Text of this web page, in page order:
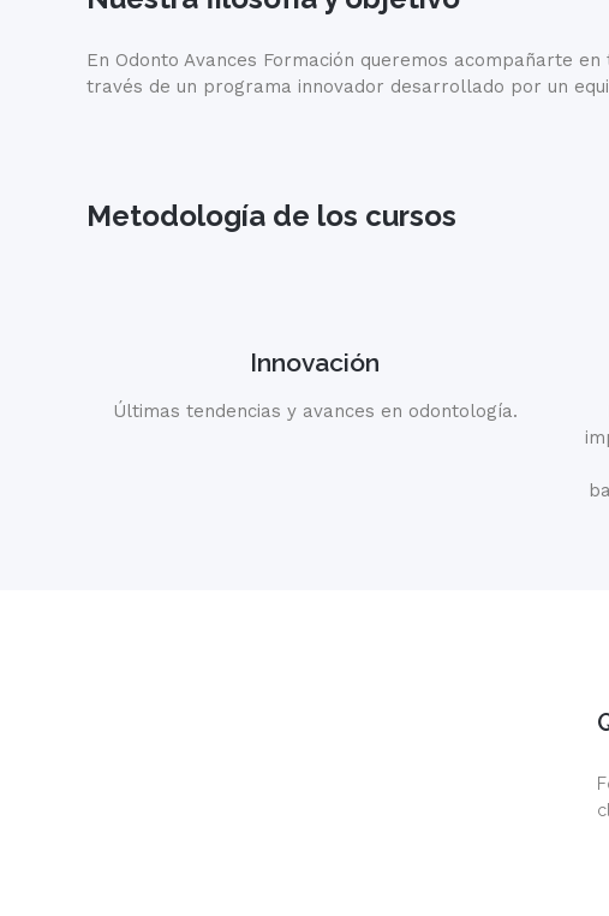
En Odonto Avances Formación queremos acompañarte
través de un programa innovador desarrollado por un
Metodología de los cursos
Innovación
Últimas tendencias y avances en odontología.